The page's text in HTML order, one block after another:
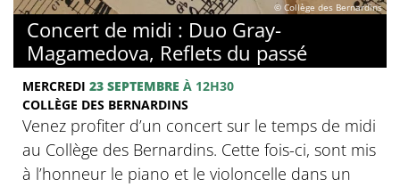
© Collège des Bernardins
Concert de midi : Duo Gray-
Magamedova, Reflets du passé
MERCREDI 23 SEPTEMBRE À 12H30
COLLÈGE DES BERNARDINS
Venez profiter d’un concert sur le temps de midi
au Collège des Bernardins. Cette fois-ci, sont mis
à l’honneur le piano et le violoncelle dans un